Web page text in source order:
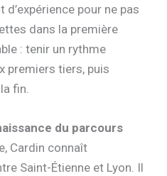
pour ne pas
dans la première
: tenir un rythme
premiers tiers, puis
fin.
du parcours
Cardin connaît
Saint-Étienne et Lyon. Il